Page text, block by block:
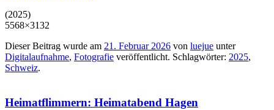
(2025)
5568×3132
Dieser Beitrag wurde am 21. Februar 2026 von luejue unter
Digitalaufnahme, Fotografie veröffentlicht. Schlagwörter: 2025,
Schweiz.
Heimatflimmern: Heimatabend Hagen